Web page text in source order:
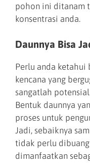
pohon ini ditanam
konsentrasi anda.
Daunnya Bisa
Perlu anda ketahui
kencana yang
sangatlah
Bentuk daunnya
proses untuk
Jadi, sebaiknya
tidak perlu
dimanfaatkan